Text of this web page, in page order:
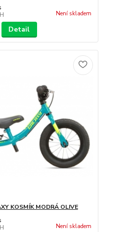
Není skladem
Detail
KOSMÍK MODRÁ OLIVE
Není skladem